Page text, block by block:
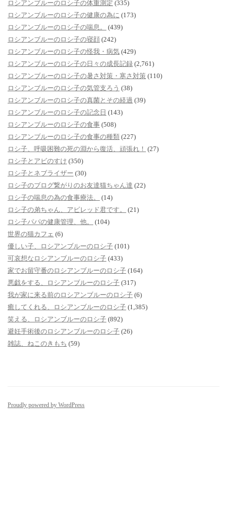
ロシアンブルーのロシ子の体重測定 (335)
ロシアンブルーのロシ子の健康の為に (173)
ロシアンブルーのロシ子の喘息。
(439)
ロシアンブルーのロシ子の寝顔 (242)
ロシアンブルーのロシ子の怪我・病気 (429)
ロシアンブルーのロシ子の日々の成長記録 (2,761)
ロシアンブルーのロシ子の暑さ対策・寒さ対策 (110)
ロシアンブルーのロシ子の気管支ろう (38)
ロシアンブルーのロシ子の真菌とその経過 (39)
ロシアンブルーのロシ子の記念日 (143)
ロシアンブルーのロシ子の食事 (508)
ロシアンブルーのロシ子の食事の種類 (227)
ロシ子、呼吸困難の死の淵から復活、頑張れ！ (27)
ロシ子とアビのすけ (350)
ロシ子とネブライザー (30)
ロシ子のブログ繋がりのお友達猫ちゃん達 (22)
ロシ子の喘息の為の食事療法。
(14)
ロシ子の弟ちゃん、アビレッド君です。
(21)
ロシ子パパの健康管理、他。
(104)
世界の猫カフェ (6)
優しい子、ロシアンブルーのロシ子 (101)
可哀想なロシアンブルーのロシ子 (433)
家でお留守番のロシアンブルーのロシ子 (164)
悪戯をする、ロシアンブルーのロシ子 (317)
我が家に来る前のロシアンブルーのロシ子 (6)
癒してくれる、ロシアンブルーのロシ子 (1,385)
笑える、ロシアンブルーのロシ子 (892)
避妊手術後のロシアンブルーのロシ子 (26)
雑誌、ねこのきもち (59)
Proudly powered by WordPress